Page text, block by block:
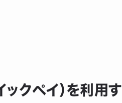
クペイ）を利用す